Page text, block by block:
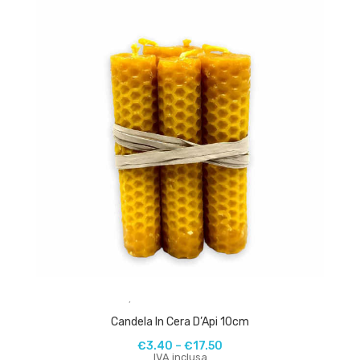
,
Candela In Cera D’Api 10cm
€3.40 – €17.50
IVA inclusa